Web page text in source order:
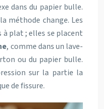
dans du papier bulle.
méthode change. Les
à plat ; elles se placent
, comme dans un lave-
ou du papier bulle.
sur la partie la
de fissure.